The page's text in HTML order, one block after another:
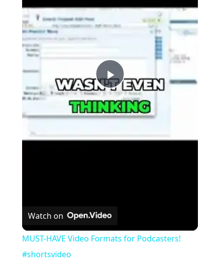
Play
Video
Watch on
MUST-HAVE Video Formats for Podcasters!
#shortsvideo